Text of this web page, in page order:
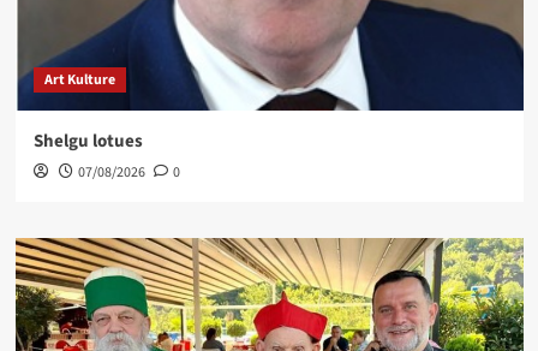
Art Kulture
Shelgu lotues
07/08/2026 0